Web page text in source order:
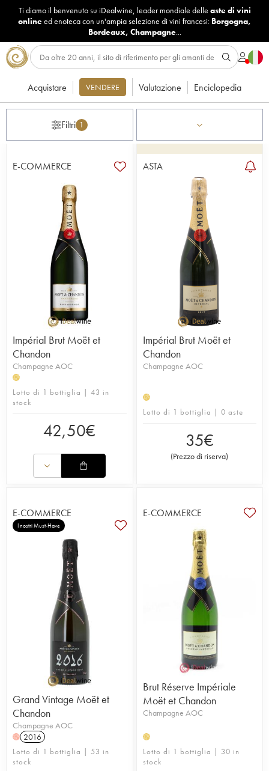
Ti diamo il benvenuto su iDealwine, leader mondiale delle aste di vini
onlineed enoteca con un'ampia selezione di vini francesi: Borgogna,
Bordeaux, Champagne...
Acquistare VENDERE Valutazione Enciclopedia
Filtri 1
E-COMMERCE
Impérial Brut Moët et
Chandon
Champagne AOC
H
Lotto di 1 bottiglia | 43 in
stock
42,50€
ASTA
Impérial Brut Moët et
Chandon
Champagne AOC
H
Lotto di 1 bottiglia | 0 aste
35€
(Prezzo di riserva)
E-COMMERCE
I nostri Must-Have
Grand Vintage Moët et
Chandon
Champagne AOC
H 2016
Lotto di 1 bottiglia | 53 in
stock
E-COMMERCE
Brut Réserve Impériale
Moët et Chandon
Champagne AOC
H
Lotto di 1 bottiglia | 30 in
stock